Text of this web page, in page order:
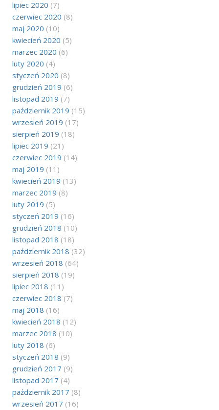
lipiec 2020 (7)
czerwiec 2020 (8)
maj 2020 (10)
kwiecień 2020 (5)
marzec 2020 (6)
luty 2020 (4)
styczeń 2020 (8)
grudzień 2019 (6)
listopad 2019 (7)
październik 2019 (15)
wrzesień 2019 (17)
sierpień 2019 (18)
lipiec 2019 (21)
czerwiec 2019 (14)
maj 2019 (11)
kwiecień 2019 (13)
marzec 2019 (8)
luty 2019 (5)
styczeń 2019 (16)
grudzień 2018 (10)
listopad 2018 (18)
październik 2018 (32)
wrzesień 2018 (64)
sierpień 2018 (19)
lipiec 2018 (11)
czerwiec 2018 (7)
maj 2018 (16)
kwiecień 2018 (12)
marzec 2018 (10)
luty 2018 (6)
styczeń 2018 (9)
grudzień 2017 (9)
listopad 2017 (4)
październik 2017 (8)
wrzesień 2017 (16)